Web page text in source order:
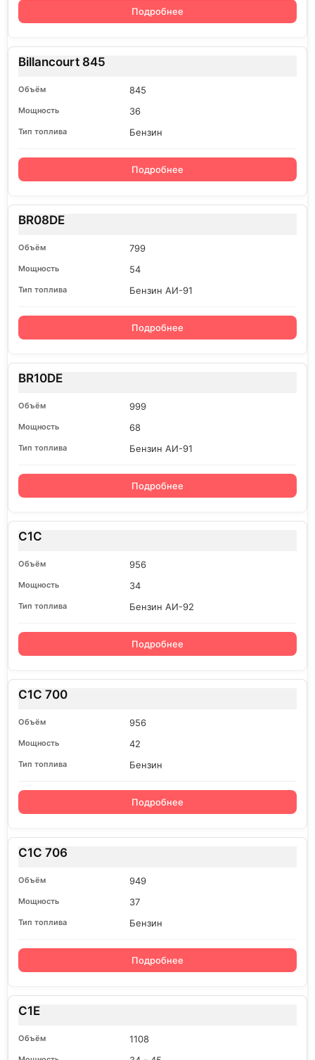
Подробнее
Billancourt 845
845
36
Бензин
Подробнее
BR08DE
799
54
Бензин АИ-91
Подробнее
BR10DE
999
68
Бензин АИ-91
Подробнее
C1C
956
34
Бензин АИ-92
Подробнее
C1C 700
956
42
Бензин
Подробнее
C1C 706
949
37
Бензин
Подробнее
C1E
1108